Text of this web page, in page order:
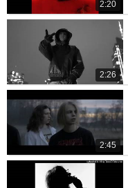
2:20
2:26
2:45